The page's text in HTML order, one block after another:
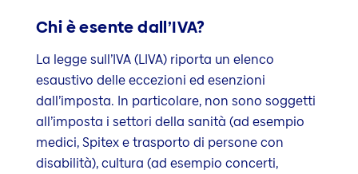
Chi è esente dall’IVA?
La legge sull’IVA (LIVA) riporta un elenco
esaustivo delle eccezioni ed esenzioni
dall’imposta. In particolare, non sono soggetti
all’imposta i settori della sanità (ad esempio
medici, Spitex e trasporto di persone con
disabilità), cultura (ad esempio concerti,